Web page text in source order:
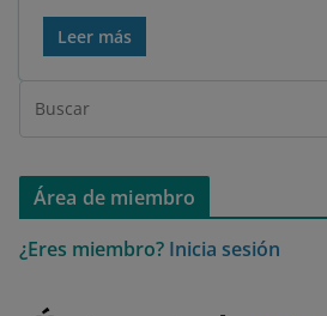
Leer más
Área de miembro
¿Eres miembro? Inicia sesión